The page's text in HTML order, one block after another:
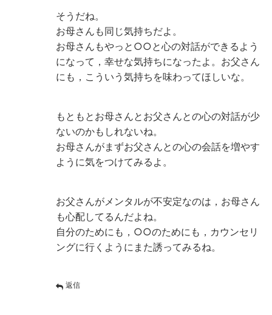
そうだね。
お母さんも同じ気持ちだよ。
お母さんもやっと○○と心の対話ができるよう
になって，幸せな気持ちになったよ。お父さん
にも，こういう気持ちを味わってほしいな。
もともとお母さんとお父さんとの心の対話が少
ないのかもしれないね。
お母さんがまずお父さんとの心の会話を増やす
ように気をつけてみるよ。
お父さんがメンタルが不安定なのは，お母さん
も心配してるんだよね。
自分のためにも，○○のためにも，カウンセリ
ングに行くようにまた誘ってみるね。
返信